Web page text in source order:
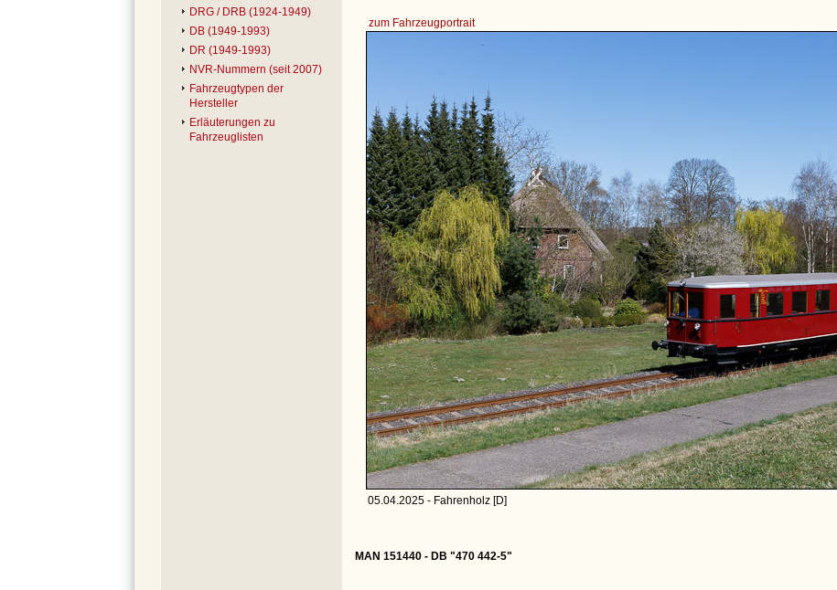
DRG / DRB (1924-1949)
DB (1949-1993)
DR (1949-1993)
NVR-Nummern (seit 2007)
Fahrzeugtypen der
Hersteller
Erläuterungen zu
Fahrzeuglisten
zum Fahrzeugportrait
05.04.2025 - Fahrenholz [D]
MAN 151440 - DB "470 442-5"